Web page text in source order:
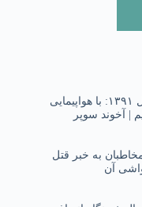
محمدباقر خرازی در سال ۱۳۹۱: با هواپیمایی
| آخوند سوپر
به خبر قتل
آن